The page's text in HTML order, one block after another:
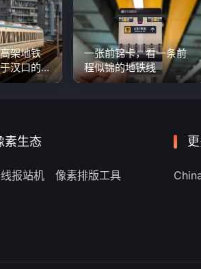
架地铁
汉口的
一张前锦卡，看一条前
程似锦的地铁线
素生态
报站机 像素排版工具